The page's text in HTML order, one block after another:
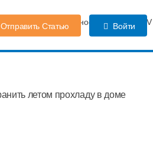
Календарь беременности Форум
Отправить Статью Войти